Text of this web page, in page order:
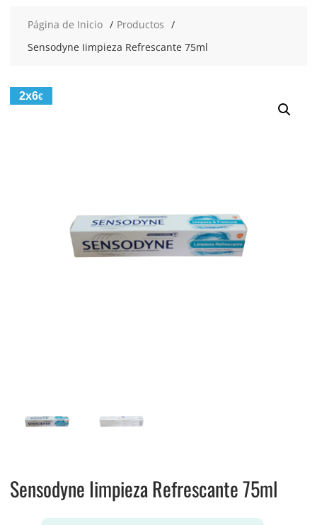
Página de Inicio
Productos
Sensodyne Iimpieza Refrescante 75ml
2x6€
Sensodyne Iimpieza Refrescante 75ml